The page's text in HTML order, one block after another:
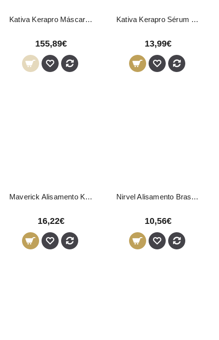
Kativa Kerapro Máscara Alisamento 1000ml
155,89€
Kativa Kerapro Sérum Pós-Alisamento 300ml
13,99€
Maverick Alisamento Keratina 3x75ml
16,22€
Nirvel Alisamento Brasileiro
10,56€